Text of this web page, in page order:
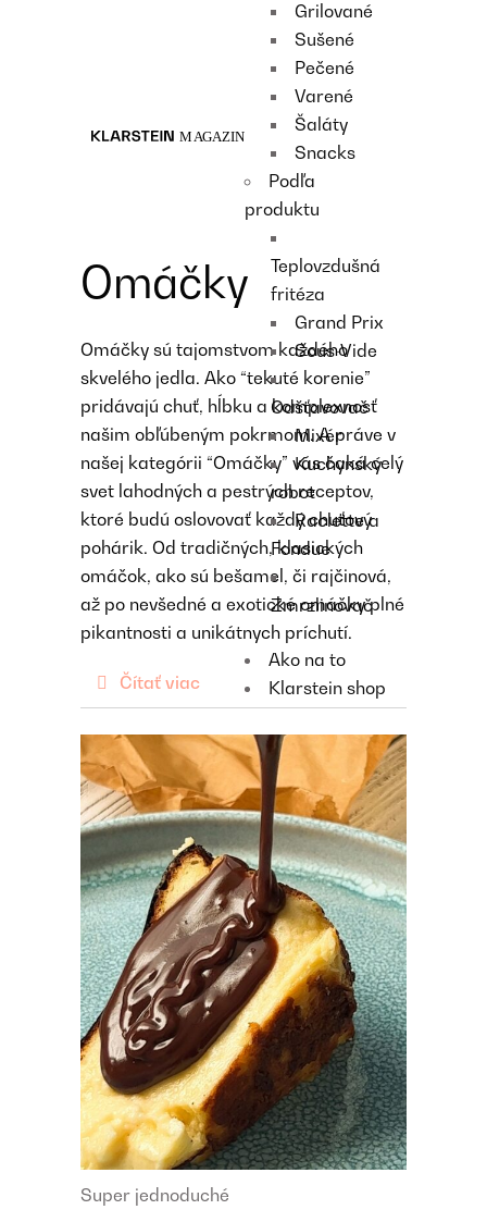
Grilované
Sušené
Pečené
Varené
Šaláty
Snacks
Podľa
produktu
Teplovzdušná
fritéza
Grand Prix
Sous-Vide
Odšťavovač
Mixér
Kuchynský
robot
Raclette a
Fondue
Zmrzlinovač
Ako na to
Klarstein shop
Omáčky
Omáčky sú tajomstvom každého
skvelého jedla. Ako “tekuté korenie”
pridávajú chuť, hĺbku a komplexnosť
našim obľúbeným pokrmom. A práve v
našej kategórii “Omáčky” vás čaká celý
svet lahodných a pestrých receptov,
ktoré budú oslovovať každý chuťový
pohárik. Od tradičných, klasických
omáčok, ako sú bešamel, či rajčinová,
až po nevšedné a exotické omáčky plné
pikantnosti a unikátnych príchutí.
Čítať viac
Super jednoduché